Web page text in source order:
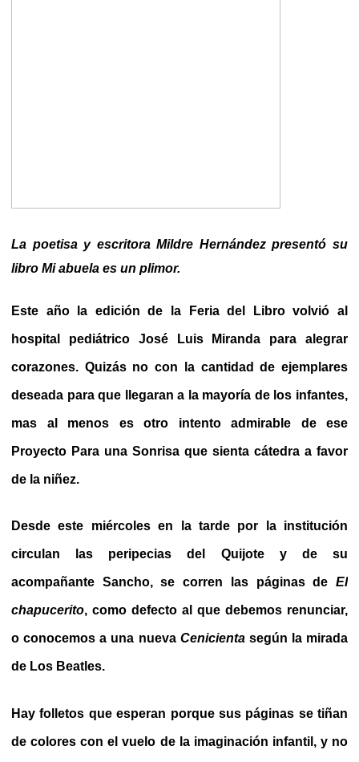
La poetisa y escritora Mildre Hernández presentó su
libro Mi abuela es un plimor.
Este año la edición de la Feria del Libro volvió al
hospital pediátrico José Luis Miranda para alegrar
corazones. Quizás no con la cantidad de ejemplares
deseada para que llegaran a la mayoría de los infantes,
mas al menos es otro intento admirable de ese
Proyecto Para una Sonrisa que sienta cátedra a favor
de la niñez.
Desde este miércoles en la tarde por la institución
circulan las peripecias del Quijote y de su
acompañante Sancho, se corren las páginas de El
chapucerito, como defecto al que debemos renunciar,
o conocemos a una nueva Cenicienta según la mirada
de Los Beatles.
Hay folletos que esperan porque sus páginas se tiñan
de colores con el vuelo de la imaginación infantil, y no